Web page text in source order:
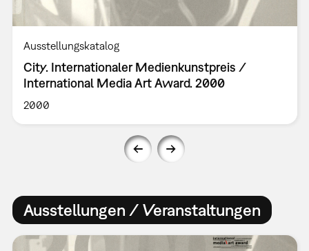
Ausstellungskatalog
City. Internationaler Medienkunstpreis /
International Media Art Award. 2000
2000
Ausstellungen / Veranstaltungen